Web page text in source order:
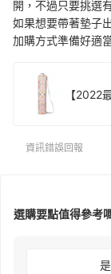
開，不過只要挑選
如果想要帶著墊子
加購方式準備好適
【2022
資訊錯誤回報
選購要點值得參考